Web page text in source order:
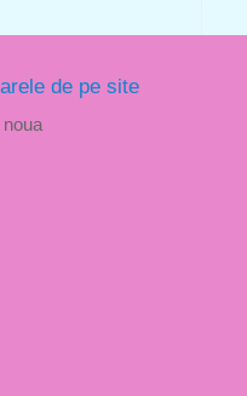
de pe site